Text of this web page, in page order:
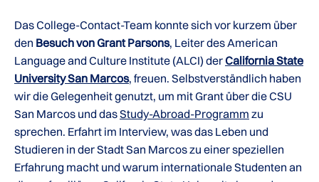
Das College-Contact-Team konnte sich vor kurzem über
den Besuch von Grant Parsons, Leiter des American
Language and Culture Institute (ALCI) derCalifornia State
University San Marcos, freuen. Selbstverständlich haben
wir die Gelegenheit genutzt, um mit Grant über die CSU
San Marcos und dasStudy-Abroad-Programm zu
sprechen. Erfahrt im Interview, was das Leben und
Studieren in der Stadt San Marcos zu einer speziellen
Erfahrung macht und warum internationale Studenten an